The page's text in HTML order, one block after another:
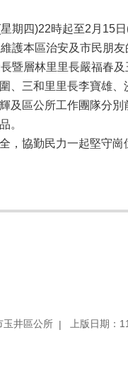
期四)22時起至2月15
護本區治安及市民朋
暨層林里里長嚴福春
、三和里里長李寶雄
及區公所工作團隊分
。
，協勤民力一起堅守
玉井區公所 上版日期：